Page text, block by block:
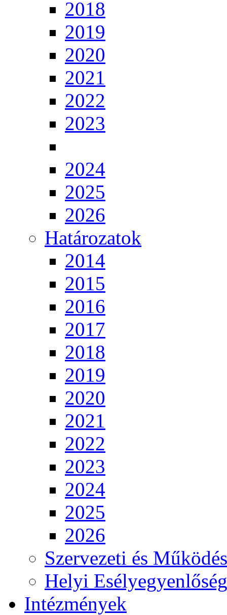
2018
2019
2020
2021
2022
2023
2024
2025
2026
Határozatok
2014
2015
2016
2017
2018
2019
2020
2021
2022
2023
2024
2025
2026
Szervezeti és
Helyi
Intézmények